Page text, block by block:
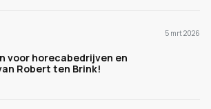
5 mrt 2026
voor horecabedrijven en
Robert ten Brink!